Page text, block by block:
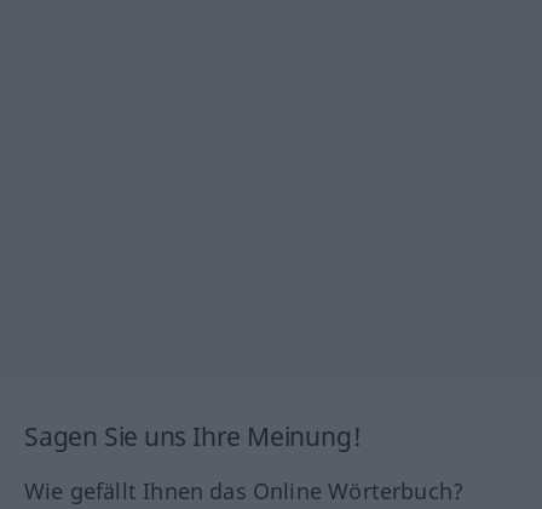
Sagen Sie uns Ihre Meinung!
Wie gefällt Ihnen das Online Wörterbuch?